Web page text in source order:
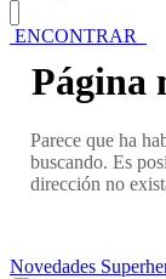
ENCONTRAR
Página
Parece que ha
buscando. Es
dirección no
Novedades